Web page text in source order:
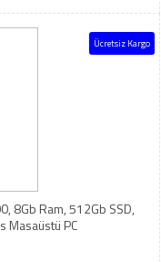
Ücretsiz Kargo
512Gb SSD,
Masaüstü PC